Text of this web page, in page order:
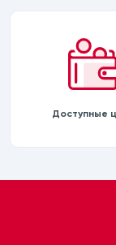
Доступные